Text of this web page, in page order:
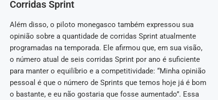
Corridas Sprint
Além disso, o piloto monegasco também expressou sua
opinião sobre a quantidade de corridas Sprint atualmente
programadas na temporada. Ele afirmou que, em sua visão,
o número atual de seis corridas Sprint por ano é suficiente
para manter o equilíbrio e a competitividade: “Minha opinião
pessoal é que o número de Sprints que temos hoje já é bom
o bastante, e eu não gostaria que fosse aumentado”. Essa